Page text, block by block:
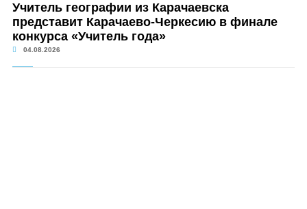
Учитель географии из Карачаевска
представит Карачаево-Черкесию в финале
конкурса «Учитель года»
04.08.2026